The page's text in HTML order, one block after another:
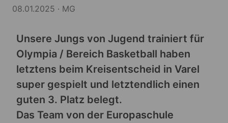
08.01.2025 · MG
Unsere Jungs von Jugend trainiert für
Olympia / Bereich Basketball haben
letztens beim Kreisentscheid in Varel
super gespielt und letztendlich einen
guten 3. Platz belegt.
Das Team von der Europaschule